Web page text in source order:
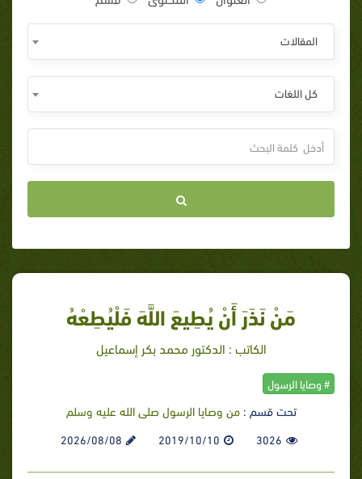
المقالات
كل اللغات
مَنْ نَذَرَ أَنْ يُطِيعَ اللَّهَ فَلْيُطِعْهُ
الكاتب : الدكتور محمد بكر إسماعيل
# وصايا الرسول
تحت قسم :من وصايا الرسول صلى الله عليه وسلم
3026
2019/10/10
2026/08/08